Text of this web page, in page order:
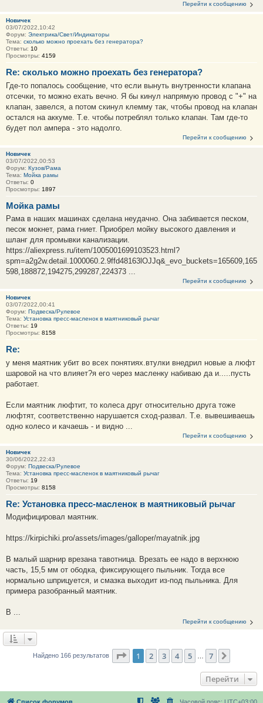
Перейти к сообщению
Новичек
03/07/2022,10:42
Форум: Электрика/Свет/Индикаторы
Тема: сколько можно проехать без генератора?
Ответы: 10
Просмотры: 4159
Re: сколько можно проехать без генератора?
Где-то попалось сообщение, что если вынуть внутренности клапана
отсечки, то можно ехать вечно. Я бы кинул напрямую провод с "+" на
клапан, завелся, а потом скинул клемму так, чтобы провод на клапан
остался на аккуме. Т.е. чтобы потреблял только клапан. Там где-то
будет пол ампера - это надолго.
Перейти к сообщению
Новичек
03/07/2022,00:53
Форум: Кузов/Рама
Тема: Мойка рамы
Ответы: 0
Просмотры: 1897
Мойка рамы
Рама в наших машинах сделана неудачно. Она забивается песком,
песок мокнет, рама гниет. Приобрел мойку высокого давления и
шланг для промывки канализации.
https://aliexpress.ru/item/1005001699103523.html?
spm=a2g2w.detail.1000060.2.9ffd48163lOJJq&_evo_buckets=165609,165
598,188872,194275,299287,224373 ...
Перейти к сообщению
Новичек
03/07/2022,00:41
Форум: Подвеска/Рулевое
Тема: Установка пресс-масленок в маятниковый рычаг
Ответы: 19
Просмотры: 8158
Re:
у меня маятник убит во всех понятиях.втулки внедрил новые а люфт
шаровой на что влияет?я его через масленку набиваю да и.....пусть
работает.
Если маятник люфтит, то колеса друг относительно друга тоже
люфтят, соответственно нарушается сход-развал. Т.е. вывешиваешь
одно колесо и качаешь - и видно ...
Перейти к сообщению
Новичек
30/06/2022,22:43
Форум: Подвеска/Рулевое
Тема: Установка пресс-масленок в маятниковый рычаг
Ответы: 19
Просмотры: 8158
Re: Установка пресс-масленок в маятниковый рычаг
Модифицировал маятник.
https://kirpichiki.pro/assets/images/galloper/mayatnik.jpg
В малый шарнир врезана тавотница. Врезать ее надо в верхнюю
часть, 15,5 мм от ободка, фиксирующего пыльник. Тогда все
нормально шприцуется, и смазка выходит из-под пыльника. Для
примера разобранный маятник.
В ...
Перейти к сообщению
Найдено 166 результатов Страница из
1 2 3 4 5 7
Перейти